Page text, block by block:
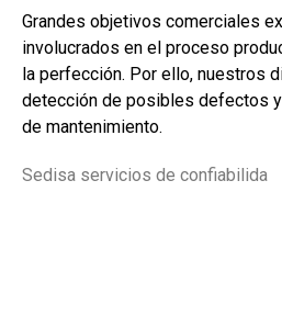
Grandes objetivos comerciales
involucrados en el proceso
la perfección. Por ello, nuestros
detección de posibles defectos
de mantenimiento.
Sedisa servicios de confiabilida